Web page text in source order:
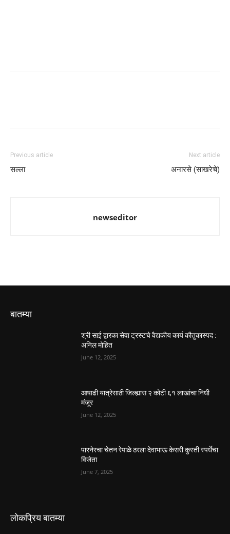
Previous article
सल्ला
Next article
अनारसे (साखरेचे)
newseditor
बातम्या
श्री साई द्वारका सेवा ट्रस्टचे वैद्यकीय कार्य कौतुकास्पद :
अनिल मोहित
June 12, 2025
आषाढी यात्रेसाठी जिल्ह्यास २ कोटी ६१ लाखांचा निधी
मंजूर
June 12, 2025
पारनेरचा चेतन रेपाळे ठरला देवाभाऊ केसरी कुस्ती स्पर्धेचा
विजेता
June 7, 2025
लोकप्रिय बातम्या